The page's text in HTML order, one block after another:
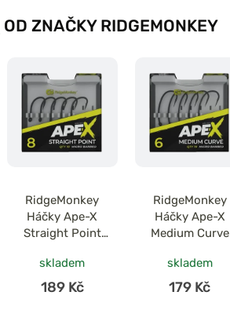
OD ZNAČKY RIDGEMONKEY
RidgeMonkey
Háčky Ape-X
Straight Point
skladem
189 Kč
RidgeMonkey
Háčky Ape-X
Medium Curve
skladem
179 Kč